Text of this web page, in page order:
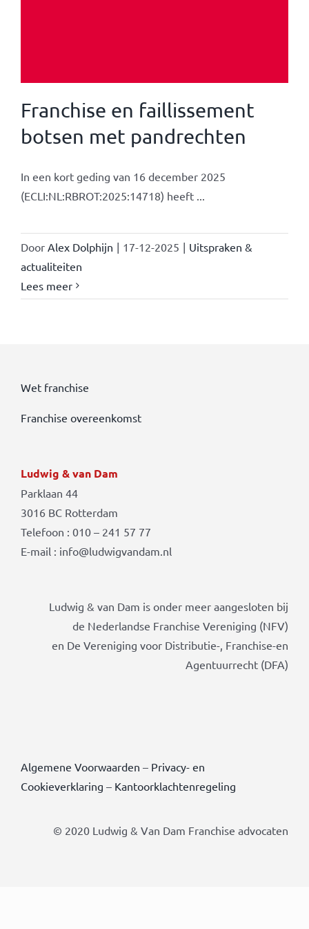
Franchise en faillissement
botsen met pandrechten
In een kort geding van 16 december 2025
(ECLI:NL:RBROT:2025:14718) heeft ...
Door Alex Dolphijn | 17-12-2025 | Uitspraken &
actualiteiten
Lees meer
Wet franchise
Franchise overeenkomst
Ludwig & van Dam
Parklaan 44
3016 BC Rotterdam
Telefoon : 010 – 241 57 77
E-mail : info@ludwigvandam.nl
Ludwig & van Dam is onder meer aangesloten bij
de Nederlandse Franchise Vereniging (NFV)
en De Vereniging voor Distributie-, Franchise-en
Agentuurrecht (DFA)
Algemene Voorwaarden – Privacy- en
Cookieverklaring – Kantoorklachtenregeling
© 2020 Ludwig & Van Dam Franchise advocaten